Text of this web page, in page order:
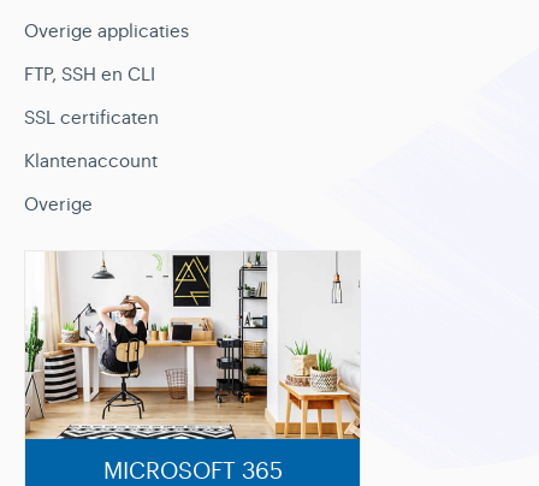
Overige applicaties
FTP, SSH en CLI
SSL certificaten
Klantenaccount
Overige
MICROSOFT 365